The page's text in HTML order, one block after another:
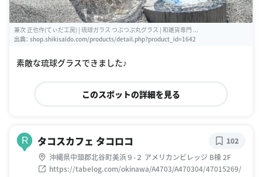
兼次 正也作(てぃだ工房) | 琉球ガラス つぶつぶ丸グラス | 和雑貨専門 ...
出典： shop.shikisaido.com/products/detail.php?product_id=1642
素敵な琉球グラスできました♪
このスポットの詳細を見る
R タコスカフェ タコロコ
沖縄県中頭郡北谷町美浜９-２ アメリカンビレッジ B棟 2F
https://tabelog.com/okinawa/A4703/A470304/47015269/
102